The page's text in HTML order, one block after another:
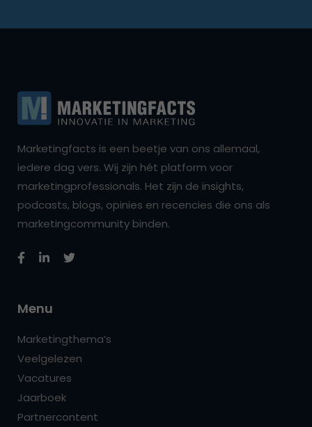
Marketingfacts is een beetje van ons allemaal,
iedere dag vers. Wij zijn hét platform voor
marketingprofessionals. Het zijn de insights,
podcasts, blogs, opinies en recencies die ons als
marketingcommunity binden.
Menu
Marketingthema’s
Veelgelezen
Vacatures
Jaarboek
Partnercontent